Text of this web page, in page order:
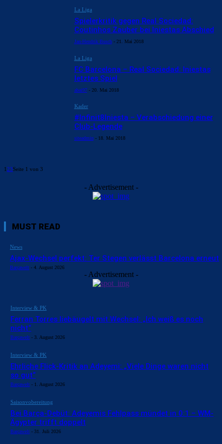
La Liga
Spielerkritik gegen Real Sociedad:
Coutinhos Zauber bei Iniestas Abschied
Jan-Hendrik Busch - 21. Mai 2018
La Liga
FC Barcelona – Real Sociedad: Iniestas
letztes Spiel
abai97 - 20. Mai 2018
Kader
#Infinit8Iniesta – Verabschiedung einer
Club-Legende
siteadmin - 18. Mai 2018
1 23Seite 1 von 3
- Advertisement -
MUST READ
News
Ajax-Wechsel perfekt: Ter Stegen verlässt Barcelona erneut
Barçawelt - 4. August 2026
- Advertisement -
Interview & PK
Ferran Torres liebäugelt mit Wechsel: „Ich weiß es noch
nicht“
Barçawelt - 3. August 2026
Interview & PK
Ehrliche Flick-Kritik an Adeyemi: „Viele Dinge waren nicht
so gut“
Barçawelt - 1. August 2026
Saisonvobereitung
Bei Barça-Debüt: Adeyemis Fehlpass mündet in 0:1 – WM-
Ägypter trifft doppelt
Barçawelt - 31. Juli 2026